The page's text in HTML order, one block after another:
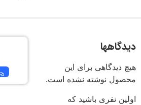
دیدگاهها
هیچ دیدگاهی برای این
محصول نوشته نشده است.
اولین نفری باشید که